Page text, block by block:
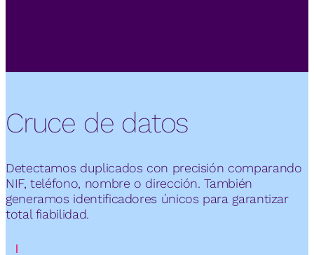
Cruce de datos
Detectamos duplicados con precisión comparando
NIF, teléfono, nombre o dirección. También
generamos identificadores únicos para garantizar
total fiabilidad.